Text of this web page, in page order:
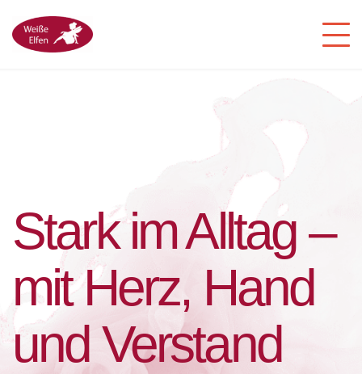
Stark im Alltag –
mit Herz, Hand
und Verstand